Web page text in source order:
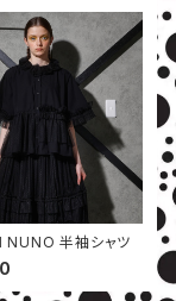
半袖シャツ